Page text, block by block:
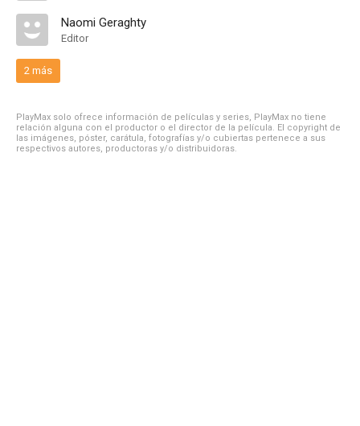
Naomi Geraghty
Editor
2 más
PlayMax solo ofrece información de películas y series, PlayMax no tiene
relación alguna con el productor o el director de la película. El copyright de
las imágenes, póster, carátula, fotografías y/o cubiertas pertenece a sus
respectivos autores, productoras y/o distribuidoras.